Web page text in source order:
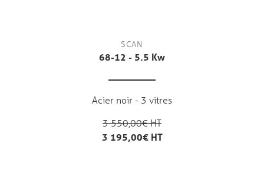
SCAN
68-12 - 5.5 Kw
Acier noir - 3 vitres
3 550,00€ HT
3 195,00€ HT